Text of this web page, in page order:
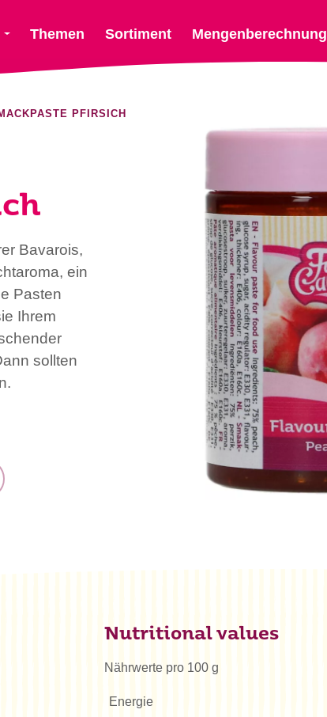
Themen Sortiment Mengenberechnung
PFIRSICH
Bavarois,
ein
Pasten
Ihrem
sollten
Nutritional values
Nährwerte pro 100 g
Energie